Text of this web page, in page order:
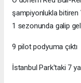
şampiyonlukla
1 sezonunda galip
9 pilot podyuma çıktı
İstanbul Park'taki 7